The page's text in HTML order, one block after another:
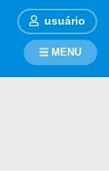
usuário
MENU